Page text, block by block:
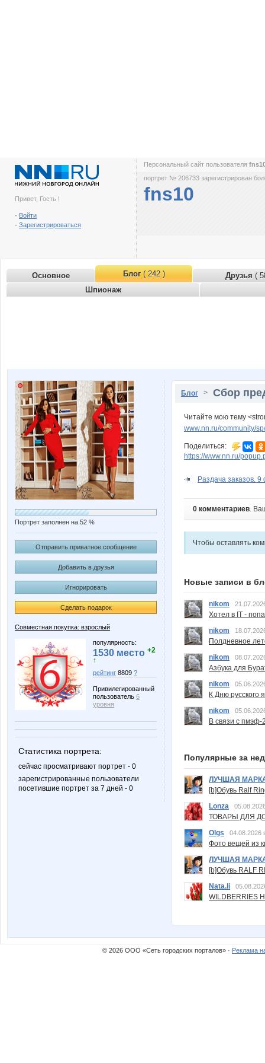
Привет, Гость !
- Войти
- Зарегистрироваться
Персональный сайт пользователя
портрет № 206733 зарегистрирован
fns10
Основное Блог( 242 ) Друзья (
Шпионаж
Портрет заполнен на 52 %
Отправить приватное сообщение
Добавить в друзья
Игнорировать
Сделать подарок
Совместная покупка: взрослый
популярность:
1530 место +2
↑
рейтинг 8809 ?
Привилегированный
пользователь 6
уровня
Статистика портрета:
сейчас просматривают портрет - 0
зарегистрированные пользователи
посетившие портрет за 7 дней - 0
Блог > Сбор
Читайте мою тему
www.nn.ru/community/
Поделиться:
https://www.nn.ru/
Раздача заказов.
0 комментариев.
Чтобы оставлять
Новые записи в
nikom
Хотел в IT -
nikom
Полдневное
nikom
Азбука для
nikom
К Дню русского
nikom
В связи с пмэф-
Популярные за
ЛУЧШАЯ
[b]Обувь Ralf
Lonza
ТОВАРЫ ДЛЯ
Olgs
04.08.2026
Фото вещей из
ЛУЧШАЯ
[b]Обувь RALF
Nata.li
© 2026 ООО «Сеть городских порталов» · Реклама